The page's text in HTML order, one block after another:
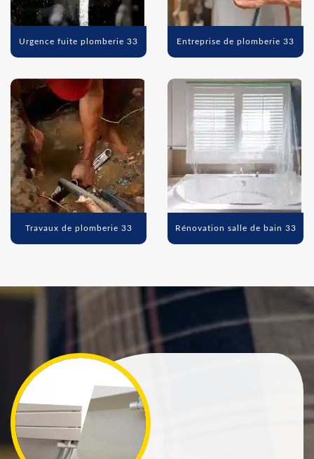
Urgence fuite plomberie 33 Entreprise de plomberie 33
Travaux de plomberie 33 Rénovation salle de bain 33